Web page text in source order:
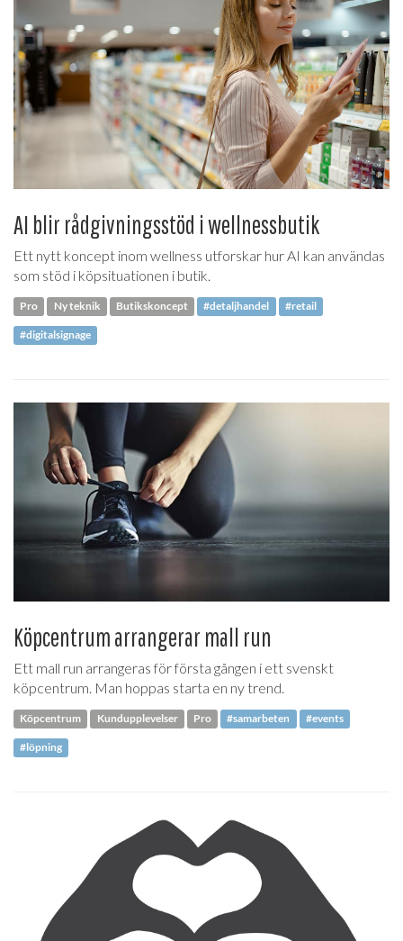
AI blir rådgivningsstöd i wellnessbutik
Ett nytt koncept inom wellness utforskar hur AI kan användas
som stöd i köpsituationen i butik.
Pro Ny teknik Butikskoncept #detaljhandel #retail
#digitalsignage
Köpcentrum arrangerar mall run
Ett mall run arrangeras för första gången i ett svenskt
köpcentrum. Man hoppas starta en ny trend.
Köpcentrum Kundupplevelser Pro #samarbeten #events
#löpning